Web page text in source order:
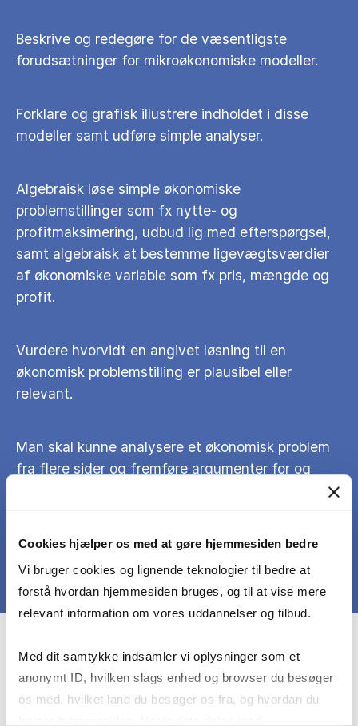
Cookies hjælper os med at gøre hjemmesiden bedre
Vi bruger cookies og lignende teknologier til bedre at
forstå hvordan hjemmesiden bruges, og til at vise mere
relevant information om vores uddannelser og tilbud.
Med dit samtykke indsamler vi oplysninger som et
anonymt ID, hvilken slags enhed og browser du besøger
os med, hvilket land du besøger os fra, og hvordan du
Beskrive og redegøre for de væsentligste
forudsætninger for mikroøkonomiske modeller.
Forklare og grafisk illustrere indholdet i disse
modeller samt udføre simple analyser.
Algebraisk løse simple økonomiske
problemstillinger som fx nytte- og
profitmaksimering, udbud lig med efterspørgsel,
samt algebraisk at bestemme ligevægtsværdier
af økonomiske variable som fx pris, mængde og
profit.
Vurdere hvorvidt en angivet løsning til en
økonomisk problemstilling er plausibel eller
relevant.
Man skal kunne analysere et økonomisk problem
fra flere sider og fremføre argumenter for og
Course prerequisites
At de studerende kan læse engelsk faglitteratur